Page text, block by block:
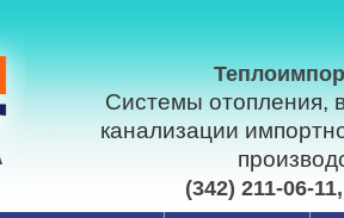
Системы отопления,
канализации
(342) 211-06-